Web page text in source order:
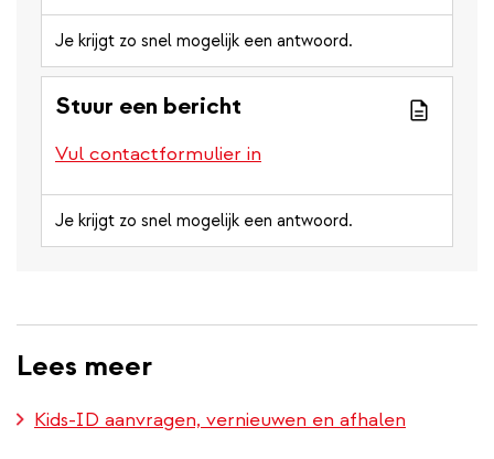
Je krijgt zo snel mogelijk een antwoord.
Stuur een bericht
Vul contactformulier in
Je krijgt zo snel mogelijk een antwoord.
Lees meer
Kids-ID aanvragen, vernieuwen en afhalen